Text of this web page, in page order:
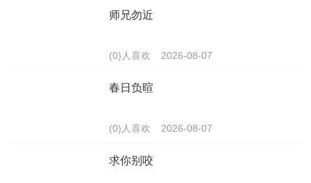
师兄勿近
(0)人喜欢 2026-08-07
春日负暄
(0)人喜欢 2026-08-07
求你别咬